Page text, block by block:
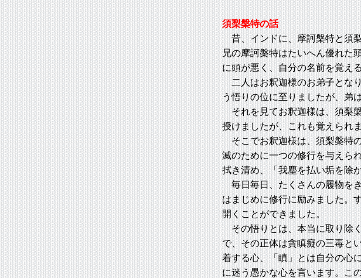
須梨槃特の話
昔、インドに、摩訶槃特と須梨
兄の摩訶槃特はたいへん優れた
に頭が悪く、自分の名前を覚え
二人はお釈迦様のお弟子とな
う悟りの位に至りましたが、弟
それを見てお釈迦様は、須梨
授けましたが、これも覚えられ
そこでお釈迦様は、須梨槃特
滅のために一つの修行を与えら
拭き清め、「我塵を払い垢を除
毎日毎日、たくさんの履物を
はまじめに修行に励みました。
開くことができました。
その悟りとは、本当に取り除
で、その正体は貪瞋癡の三毒と
着する心、「瞋」とは自分の心
に迷う愚かな心を言います。こ